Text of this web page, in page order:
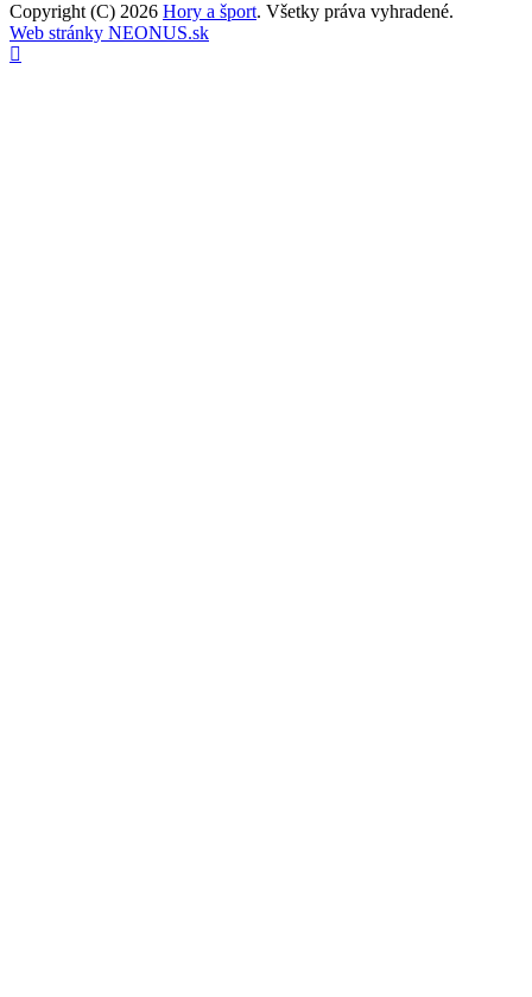
Copyright (C) 2026 Hory a šport. Všetky práva vyhradené.
Web stránky NEONUS.sk